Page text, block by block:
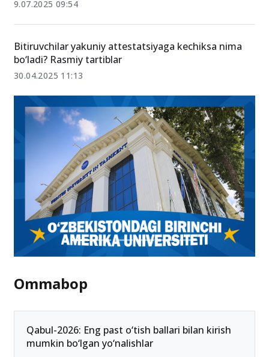
Qaysi imtihon uchun qasyi tashkilot ma’sul?
9.07.2025 09:54
30.04.2025 11:13
Ommabop